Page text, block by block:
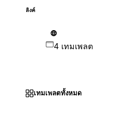
ลิงค์
4 เทมเพลต
เทมเพลตทั้งหมด